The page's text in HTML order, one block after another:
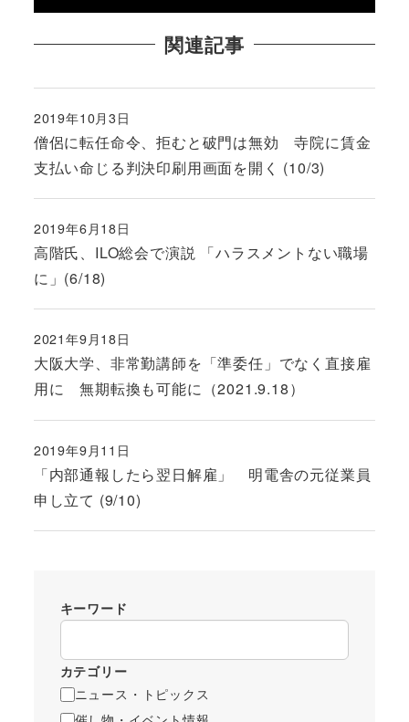
関連記事
僧侶に転任命令、拒むと破門は無効 寺院に賃金
支払い命じる判決印刷用画面を開く (10/3)
投稿日
2019年10月3日
高階氏、ILO総会で演説 「ハラスメントない職場
に」(6/18)
投稿日
2019年6月18日
大阪大学、非常勤講師を「準委任」でなく直接雇
用に 無期転換も可能に（2021.9.18）
投稿日
2021年9月18日
「内部通報したら翌日解雇」 明電舎の元従業員
申し立て (9/10)
投稿日
2019年9月11日
キーワード
カテゴリー
ニュース・トピックス